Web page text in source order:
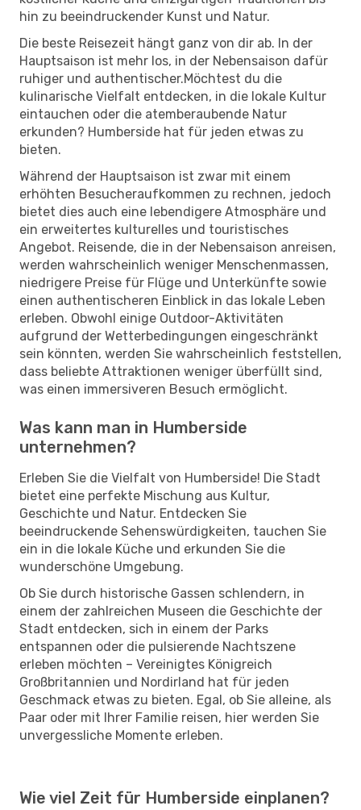
hin zu beeindruckender Kunst und Natur.
Die beste Reisezeit hängt ganz von dir ab. In der
Hauptsaison ist mehr los, in der Nebensaison dafür
ruhiger und authentischer.Möchtest du die
kulinarische Vielfalt entdecken, in die lokale Kultur
eintauchen oder die atemberaubende Natur
erkunden? Humberside hat für jeden etwas zu
bieten.
Während der Hauptsaison ist zwar mit einem
erhöhten Besucheraufkommen zu rechnen, jedoch
bietet dies auch eine lebendigere Atmosphäre und
ein erweitertes kulturelles und touristisches
Angebot. Reisende, die in der Nebensaison anreisen,
werden wahrscheinlich weniger Menschenmassen,
niedrigere Preise für Flüge und Unterkünfte sowie
einen authentischeren Einblick in das lokale Leben
erleben. Obwohl einige Outdoor-Aktivitäten
aufgrund der Wetterbedingungen eingeschränkt
sein könnten, werden Sie wahrscheinlich feststellen,
dass beliebte Attraktionen weniger überfüllt sind,
was einen immersiveren Besuch ermöglicht.
Was kann man in Humberside
unternehmen?
Erleben Sie die Vielfalt von Humberside! Die Stadt
bietet eine perfekte Mischung aus Kultur,
Geschichte und Natur. Entdecken Sie
beeindruckende Sehenswürdigkeiten, tauchen Sie
ein in die lokale Küche und erkunden Sie die
wunderschöne Umgebung.
Ob Sie durch historische Gassen schlendern, in
einem der zahlreichen Museen die Geschichte der
Stadt entdecken, sich in einem der Parks
entspannen oder die pulsierende Nachtszene
erleben möchten – Vereinigtes Königreich
Großbritannien und Nordirland hat für jeden
Geschmack etwas zu bieten. Egal, ob Sie alleine, als
Paar oder mit Ihrer Familie reisen, hier werden Sie
unvergessliche Momente erleben.
Wie viel Zeit für Humberside einplanen?